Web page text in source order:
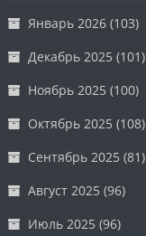
Январь 2026 (103)
Декабрь 2025 (101)
Ноябрь 2025 (100)
Октябрь 2025 (108)
Сентябрь 2025 (81)
Август 2025 (96)
Июль 2025 (96)